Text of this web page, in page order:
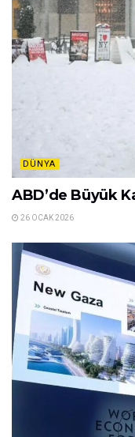
DÜNYA
ABD’de Büyük
26 OCAK 2026